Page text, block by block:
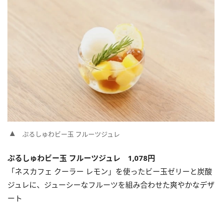
ぷるしゅわビー玉 フルーツジュレ
ぷるしゅわビー玉 フルーツジュレ 1,078円
「ネスカフェ クーラー レモン」を使ったビー玉ゼリーと炭酸
ジュレに、ジューシーなフルーツを組み合わせた爽やかなデザ
ート